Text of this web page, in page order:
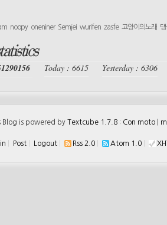
noopy oneniner Semjei wurifen zasfe 고양이의노래
Today : 6615 Yesterday : 6306
Blog is powered by Textcube 1.7.8 : Con moto
Post Logout Rss 2.0 Atom 1.0